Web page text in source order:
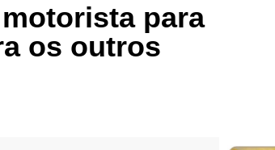
para
os outros